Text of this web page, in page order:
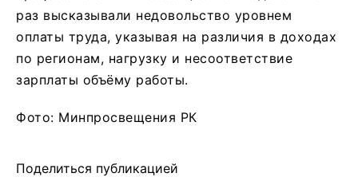
раз высказывали недовольство уровнем
оплаты труда, указывая на различия в доходах
по регионам, нагрузку и несоответствие
зарплаты объёму работы.
Фото: Минпросвещения РК
Поделиться публикацией